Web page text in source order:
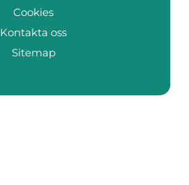
Cookies
Kontakta oss
Sitemap